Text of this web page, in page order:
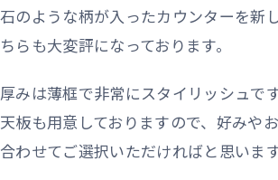
石のような柄が入ったカウンターを新
ちらも大変評になっております。
厚みは薄框で非常にスタイリッシュで
天板も用意しておりますので、好みや
合わせてご選択いただければと思います